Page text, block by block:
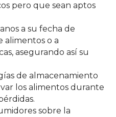
pero que sean aptos
a su fecha de
alimentos o a
asegurando así su
de almacenamiento
los alimentos durante
sobre la